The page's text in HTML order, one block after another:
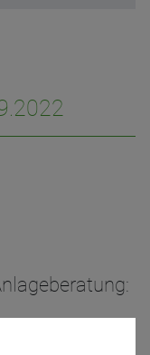
und Protokolle